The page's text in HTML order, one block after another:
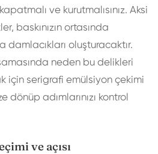
ve kurutmalısınız. Aksi
baskınızın ortasında
damlacıkları oluşturacaktır.
neden bu delikleri
için serigrafi emülsiyon çekimi
dönüp adımlarınızı kontrol
ve açısı